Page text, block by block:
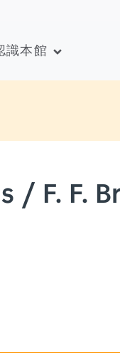
識本館
/ F. F.